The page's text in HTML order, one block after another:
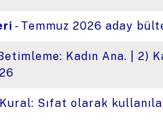
- Temmuz 2026 aday
Kadın Ana. |
Sıfat olarak